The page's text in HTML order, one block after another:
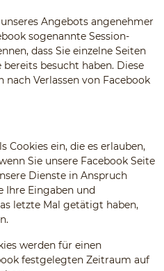
Angebots angenehmer
sogenannte Session-
dass Sie einzelne Seiten
bereits besucht haben. Diese
nach Verlassen von Facebook
Cookies ein, die es erlauben,
Sie unsere Facebook Seite
Dienste in Anspruch
Ihre Eingaben und
letzte Mal getätigt haben,
werden für einen
festgelegten Zeitraum auf